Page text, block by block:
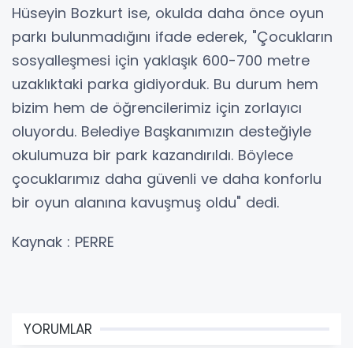
Hüseyin Bozkurt ise, okulda daha önce oyun
parkı bulunmadığını ifade ederek, "Çocukların
sosyalleşmesi için yaklaşık 600-700 metre
uzaklıktaki parka gidiyorduk. Bu durum hem
bizim hem de öğrencilerimiz için zorlayıcı
oluyordu. Belediye Başkanımızın desteğiyle
okulumuza bir park kazandırıldı. Böylece
çocuklarımız daha güvenli ve daha konforlu
bir oyun alanına kavuşmuş oldu" dedi.
Kaynak : PERRE
YORUMLAR